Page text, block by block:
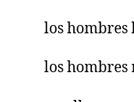
los hombres
los